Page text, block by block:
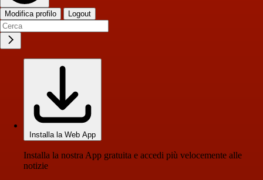
Modifica profilo Logout
Installa la Web App
Installa la nostra App gratuita e accedi più velocemente alle
notizie